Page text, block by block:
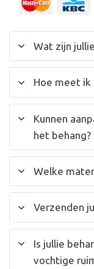
Wat zijn
Hoe meet ik
Kunnen
het behang?
Welke
Verzenden
Is jullie
vochtige